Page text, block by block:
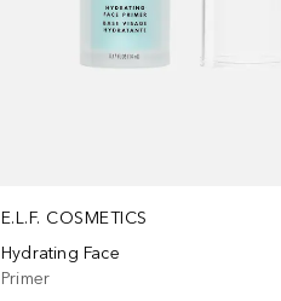
E.L.F. COSMETICS
Hydrating Face
Primer